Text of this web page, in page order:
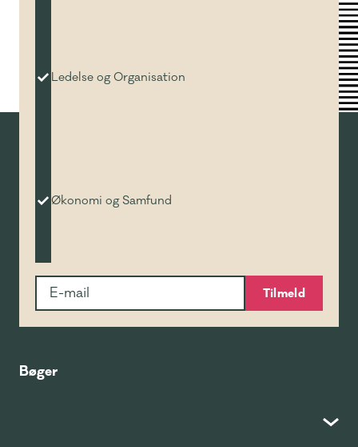
Ledelse og Organisation
Økonomi og Samfund
Tilmeld
Bøger